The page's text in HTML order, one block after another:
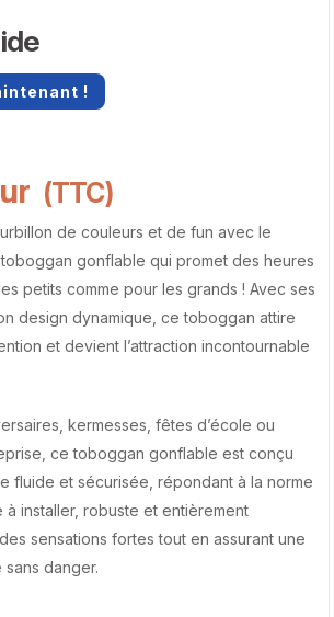
!
(TTC)
de couleurs et de fun avec le
toboggan gonflable qui promet des heures
petits comme pour les grands ! Avec ses
design dynamique, ce toboggan attire
et devient l’attraction incontournable
kermesses, fêtes d’école ou
ce toboggan gonflable est conçu
fluide et sécurisée, répondant à la norme
à installer, robuste et entièrement
sensations fortes tout en assurant une
danger.